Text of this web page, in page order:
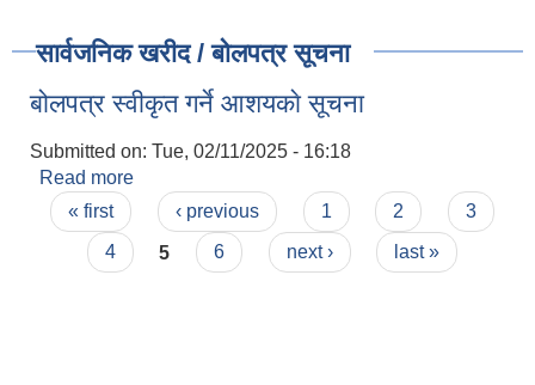
सार्वजनिक खरीद / बोलपत्र सूचना
बोलपत्र स्वीकृत गर्ने आशयकाे सूचना
Submitted on: Tue, 02/11/2025 - 16:18
Read more
Pages
« first ‹ previous 1 2
3
4
5 6 next › last »